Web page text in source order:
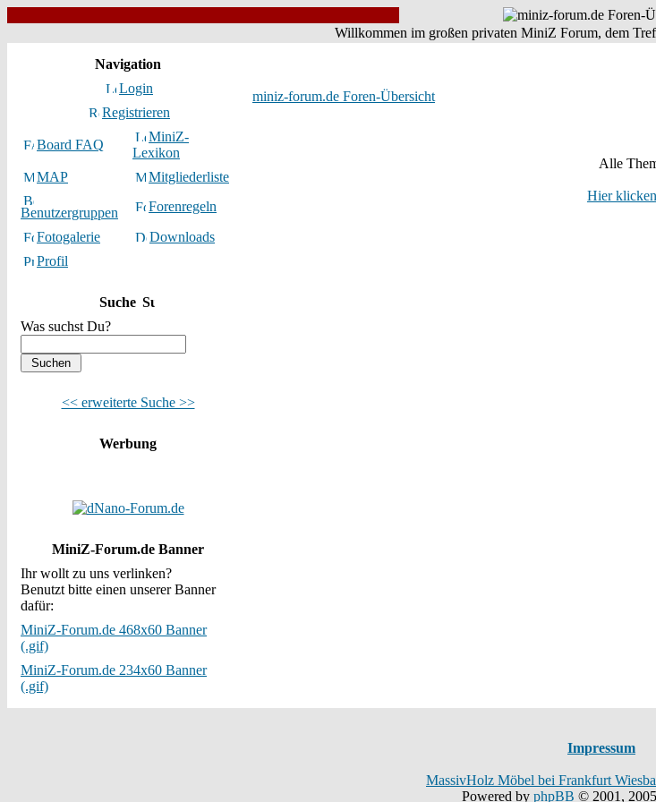
Willkommen im großen privaten MiniZ Forum, dem
Navigation
Login
Registrieren
Board FAQ
MiniZ-
Lexikon
MAP
Mitgliederliste
Benutzergruppen
Forenregeln
Fotogalerie
Downloads
Profil
Suche
Was suchst Du?
<< erweiterte Suche >>
Werbung
MiniZ-Forum.de Banner
Ihr wollt zu uns verlinken?
Benutzt bitte einen unserer Banner
dafür:
MiniZ-Forum.de 468x60 Banner
(.gif)
MiniZ-Forum.de 234x60 Banner
(.gif)
miniz-forum.de Foren-Übersicht
Alle
Hier klicken
Impressum
MassivHolz Möbel bei Frankfurt
Powered by phpBB © 2001,